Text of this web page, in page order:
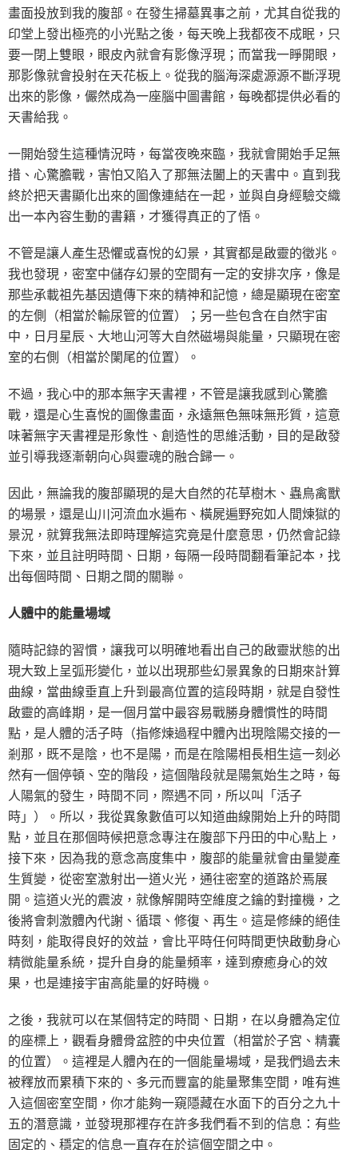
畫面投放到我的腹部。在發生掃墓異事之前，尤其自從我的
印堂上發出極亮的小光點之後，每天晚上我都夜不成眠，只
要一閉上雙眼，眼皮內就會有影像浮現；而當我一睜開眼，
那影像就會投射在天花板上。從我的腦海深處源源不斷浮現
出來的影像，儼然成為一座腦中圖書館，每晚都提供必看的
天書給我。
一開始發生這種情況時，每當夜晚來臨，我就會開始手足無
措、心驚膽戰，害怕又陷入了那無法闔上的天書中。直到我
終於把天書顯化出來的圖像連結在一起，並與自身經驗交織
出一本內容生動的書籍，才獲得真正的了悟。
不管是讓人產生恐懼或喜悅的幻景，其實都是啟靈的徵兆。
我也發現，密室中儲存幻景的空間有一定的安排次序，像是
那些承載祖先基因遺傳下來的精神和記憶，總是顯現在密室
的左側（相當於輸尿管的位置）；另一些包含在自然宇宙
中，日月星辰、大地山河等大自然磁場與能量，只顯現在密
室的右側（相當於闌尾的位置）。
不過，我心中的那本無字天書裡，不管是讓我感到心驚膽
戰，還是心生喜悅的圖像畫面，永遠無色無味無形質，這意
味著無字天書裡是形象性、創造性的思維活動，目的是啟發
並引導我逐漸朝向心與靈魂的融合歸一。
因此，無論我的腹部顯現的是大自然的花草樹木、蟲鳥禽獸
的場景，還是山川河流血水遍布、橫屍遍野宛如人間煉獄的
景況，就算我無法即時理解這究竟是什麼意思，仍然會記錄
下來，並且註明時間、日期，每隔一段時間翻看筆記本，找
出每個時間、日期之間的關聯。
人體中的能量場域
隨時記錄的習慣，讓我可以明確地看出自己的啟靈狀態的出
現大致上呈弧形變化，並以出現那些幻景異象的日期來計算
曲線，當曲線垂直上升到最高位置的這段時期，就是自發性
啟靈的高峰期，是一個月當中最容易戰勝身體慣性的時間
點，是人體的活子時（指修煉過程中體內出現陰陽交接的一
剎那，既不是陰，也不是陽，而是在陰陽相長相生這一刻必
然有一個停頓、空的階段，這個階段就是陽氣始生之時，每
人陽氣的發生，時間不同，際遇不同，所以叫「活子
時」）。所以，我從異象數值可以知道曲線開始上升的時間
點，並且在那個時候把意念專注在腹部下丹田的中心點上，
接下來，因為我的意念高度集中，腹部的能量就會由量變產
生質變，從密室激射出一道火光，通往密室的道路於焉展
開。這道火光的震波，就像解開時空維度之鑰的對撞機，之
後將會刺激體內代謝、循環、修復、再生。這是修練的絕佳
時刻，能取得良好的效益，會比平時任何時間更快啟動身心
精微能量系統，提升自身的能量頻率，達到療癒身心的效
果，也是連接宇宙高能量的好時機。
之後，我就可以在某個特定的時間、日期，在以身體為定位
的座標上，觀看身體骨盆腔的中央位置（相當於子宮、精囊
的位置）。這裡是人體內在的一個能量場域，是我們過去未
被釋放而累積下來的、多元而豐富的能量聚集空間，唯有進
入這個密室空間，你才能夠一窺隱藏在水面下的百分之九十
五的潛意識，並發現那裡存在許多我們看不到的信息：有些
固定的、穩定的信息一直存在於這個空間之中。